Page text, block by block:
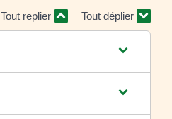
Tout replier Tout déplier